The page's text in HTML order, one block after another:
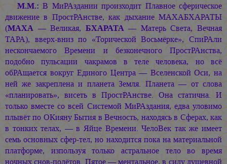
М.М.: В МиРАздании произходит Плавное сферическое
движение в ПростРАнстве, как дыхание МАХАБХАРАТЫ
(МАХА — Великая, БХАРАТА— Матерь Света, Вечная
ТАРА), вверх-вниз по «Торической Восьмёрке», СпиРАли
нескончаемого Времени и безконечного ПростРАнства,
подобно пульсации чакрамов в теле человека, но всё
обРАщается вокруг Единого Центра — Вселенской Оси, на
ней же закреплена и планета Земля. Планета — от слова
«планировать», висеть в ПростРАнстве. Она статична. И
только вместе со всей Системой МиРАздания, едва уловимо
плывёт по ОКияну Бытия в Вечность, находясь в Сферах, как
в тонких телах, — в Яйце Времени. ЧелоВек так же имеет
семь основных сфер-тел, но находится пока на материальной
платформе, изпользуя только астральное тело во время
ночных снов-полётов. Пятое — ментальное, в силу душевной